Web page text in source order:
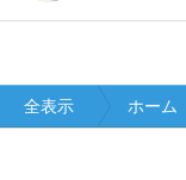
全表示 ホーム